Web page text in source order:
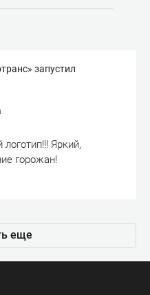
запустил
Яркий,
горожан!
еще